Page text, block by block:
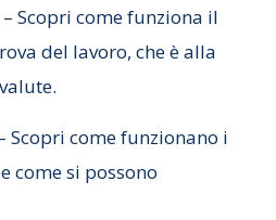
Scopri come funziona il
del lavoro, che è alla
Scopri come funzionano i
come si possono